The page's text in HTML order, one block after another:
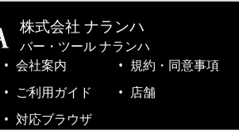
株式会社 ナランハ
バー・ツール ナランハ
会社案内
規約・同意事項
ご利用ガイド
店舗
対応ブラウザ